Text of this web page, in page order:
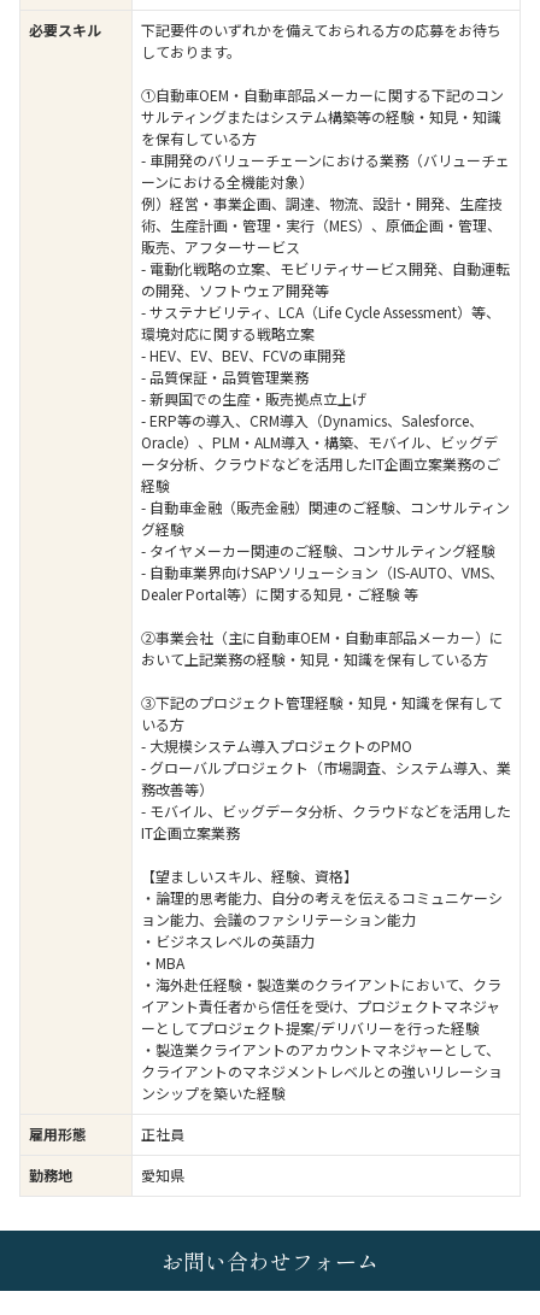
必要スキル
下記要件のいずれかを備えておられる方の応募をお待ち
しております。
①自動車OEM・自動車部品メーカーに関する下記のコン
サルティングまたはシステム構築等の経験・知見・知識
を保有している方
- 車開発のバリューチェーンにおける業務（バリューチェ
ーンにおける全機能対象）
例）経営・事業企画、調達、物流、設計・開発、生産技
術、生産計画・管理・実行（MES）、原価企画・管理、
販売、アフターサービス
- 電動化戦略の立案、モビリティサービス開発、自動運転
の開発、ソフトウェア開発等
- サステナビリティ、LCA（Life Cycle Assessment）等、
環境対応に関する戦略立案
- HEV、EV、BEV、FCVの車開発
- 品質保証・品質管理業務
- 新興国での生産・販売拠点立上げ
- ERP等の導入、CRM導入（Dynamics、Salesforce、
Oracle）、PLM・ALM導入・構築、モバイル、ビッグデ
ータ分析、クラウドなどを活用したIT企画立案業務のご
経験
- 自動車金融（販売金融）関連のご経験、コンサルティン
グ経験
- タイヤメーカー関連のご経験、コンサルティング経験
- 自動車業界向けSAPソリューション（IS-AUTO、VMS、
Dealer Portal等）に関する知見・ご経験 等
②事業会社（主に自動車OEM・自動車部品メーカー）に
おいて上記業務の経験・知見・知識を保有している方
③下記のプロジェクト管理経験・知見・知識を保有して
いる方
- 大規模システム導入プロジェクトのPMO
- グローバルプロジェクト（市場調査、システム導入、業
務改善等）
- モバイル、ビッグデータ分析、クラウドなどを活用した
IT企画立案業務
【望ましいスキル、経験、資格】
・論理的思考能力、自分の考えを伝えるコミュニケーシ
ョン能力、会議のファシリテーション能力
・ビジネスレベルの英語力
・MBA
・海外赴任経験・製造業のクライアントにおいて、クラ
イアント責任者から信任を受け、プロジェクトマネジャ
ーとしてプロジェクト提案/デリバリーを行った経験
・製造業クライアントのアカウントマネジャーとして、
クライアントのマネジメントレベルとの強いリレーショ
ンシップを築いた経験
雇用形態
正社員
勤務地
愛知県
お問い合わせフォーム